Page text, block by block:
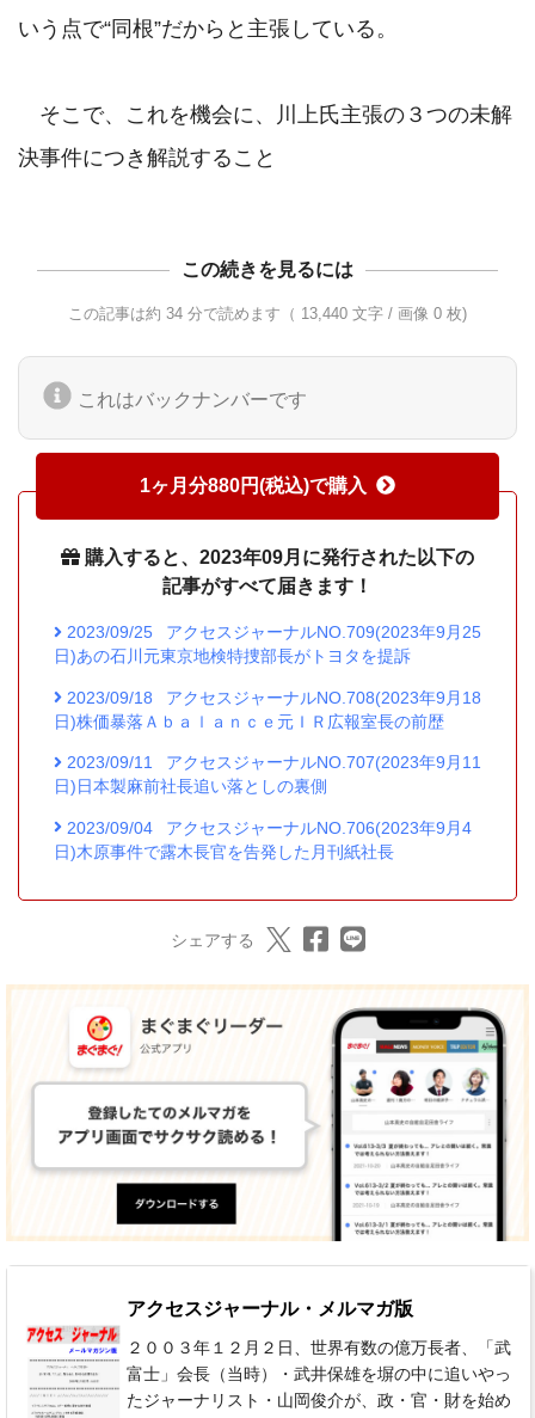
いう点で“同根”だからと主張している。
そこで、これを機会に、川上氏主張の３つの未解
この続きを見るには
この記事は約 34 分で読めます（ 13,440 文字 / 画像 0 枚)
これはバックナンバーです
1ヶ月分880円(税込)で購入
購入すると、2023年09月に発行された以下の
記事がすべて届きます！
2023/09/25
アクセスジャーナルNO.709(2023年9月25
日)あの石川元東京地検特捜部長がトヨタを提訴
2023/09/18
アクセスジャーナルNO.708(2023年9月18
日)株価暴落Ａｂａｌａｎｃｅ元ＩＲ広報室長の前歴
2023/09/11
アクセスジャーナルNO.707(2023年9月11
日)日本製麻前社長追い落としの裏側
2023/09/04
アクセスジャーナルNO.706(2023年9月4
日)木原事件で露木長官を告発した月刊紙社長
シェアする
アクセスジャーナル・メルマガ版
２００３年１２月２日、世界有数の億万長者、「武
富士」会長（当時）・武井保雄を塀の中に追いやっ
たジャーナリスト・山岡俊介が、政・官・財を始め